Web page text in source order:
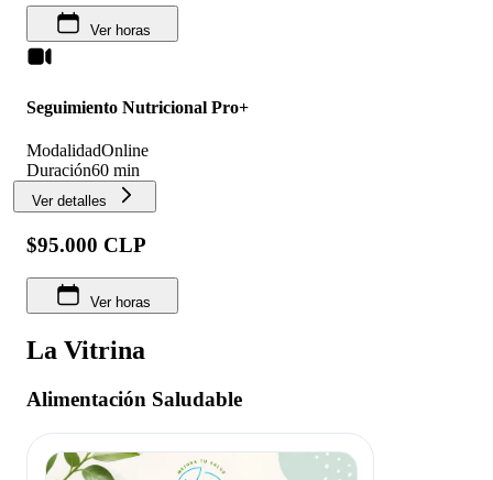
Ver horas
Seguimiento Nutricional Pro+
ModalidadOnline
Duración60 min
Ver detalles
$95.000 CLP
Ver horas
La Vitrina
Alimentación Saludable